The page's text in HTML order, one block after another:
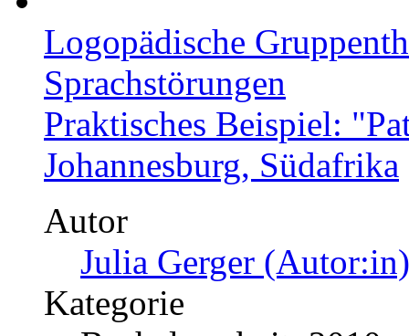
Logopädische
Sprachstörungen
Praktisches Beispiel:
Johannesburg, Südafrika
Autor
Julia Gerger (Autor:in)
Kategorie